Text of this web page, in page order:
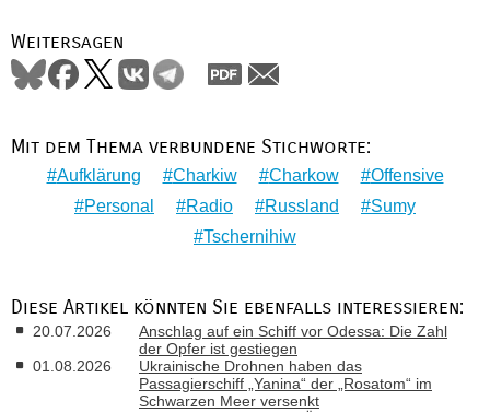
Weitersagen
Mit dem Thema verbundene Stichworte:
Aufklärung Charkiw Charkow
Offensive
Personal
Radio Russland
Sumy
Tschernihiw
Diese Artikel könnten Sie ebenfalls interessieren:
20.07.2026
Anschlag auf ein Schiff vor Odessa: Die Zahl
der Opfer ist gestiegen
01.08.2026
Ukrainische Drohnen haben das
Passagierschiff „Yanina“ der „Rosatom“ im
Schwarzen Meer versenkt